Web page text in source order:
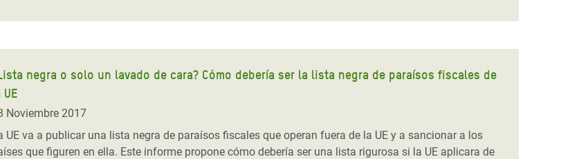
negra o solo un lavado de cara? Cómo debería ser la lista negra de paraísos fiscales de
UE
Noviembre 2017
UE va a publicar una lista negra de paraísos fiscales que operan fuera de la UE y a sancionar a los
que figuren en ella. Este informe propone cómo debería ser una lista rigurosa si la UE aplicara de